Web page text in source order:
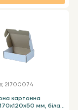
картонна
мм, біла
: 21700074